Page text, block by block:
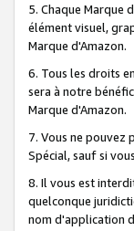
5. Chaque Marque
élément visuel,
Marque d'Amazon.
6. Tous les droits
sera à notre
Marque d'Amazon.
7. Vous ne pouvez
Spécial, sauf si
8. Il vous est
quelconque
nom d'application